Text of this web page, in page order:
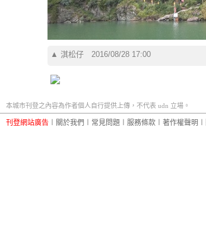
▲ 淇松仔 2016/08/28 17:00
本城市刊登之內容為作者個人自行提供上傳，不代表 udn 立場。
刊登網站廣告 關於我們 常見問題 服務條款 著作權聲明